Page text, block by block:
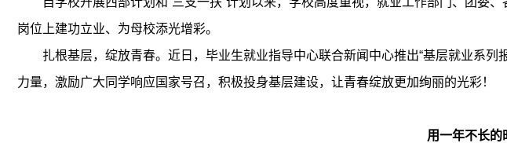
岗位上建功立业、为母校添光增彩。
扎根基层，绽放青春。近日，毕业生就业指导中心联合新闻中心推出“基层就业系
力量，激励广大同学响应国家号召，积极投身基层建设，让青春绽放更加绚丽的光彩！
用一年不长的